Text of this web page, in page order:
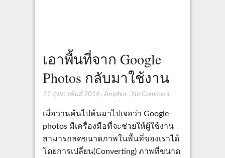
เอาพื้นที่จาก Google
Photos กลับมาใช้งาน
11 กุมภาพันธ์ 2016, Amphur, No Comment
เมื่อวานค้นไปค้นมาไปเจอว่า Google
photos มีเครื่องมือที่จะช่วยให้ผู้ใช้งาน
สามารถลดขนาดภาพในพื้นที่ของเราได้
โดยการเปลี่ยน(Converting) ภาพที่ขนาด